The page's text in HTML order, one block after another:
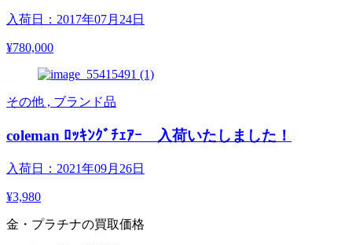
入荷日：2017年07月24日
¥780,000
その他 , ブランド品
coleman ﾛｯｷﾝｸﾞﾁｪｱｰ 入荷いたしました！
入荷日：2021年09月26日
¥3,980
金・プラチナの買取価格